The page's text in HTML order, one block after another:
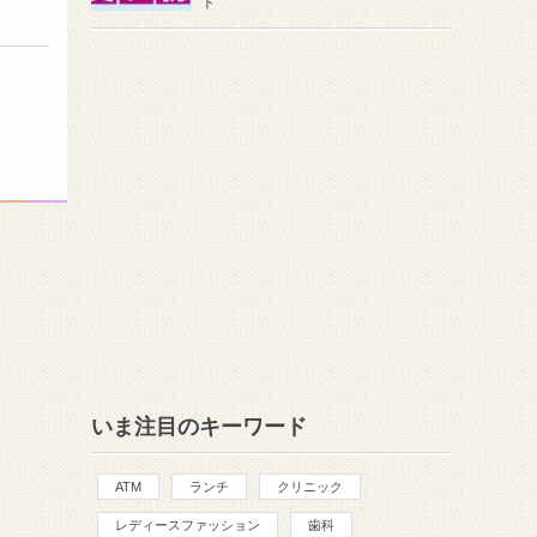
いま注目のキーワード
ATM ランチ クリニック
レディースファッション 歯科